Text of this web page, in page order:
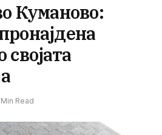
Куманово:
Min Read